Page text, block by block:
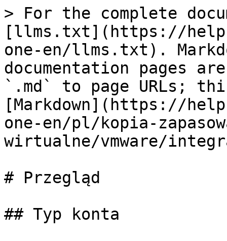
> For the complete
[llms.txt](https://
one-en/llms.txt).
documentation pages
`.md` to page URLs;
[Markdown](https://
one-en/pl/kopia-
wirtualne/vmware/
# Przegląd
## Typ konta